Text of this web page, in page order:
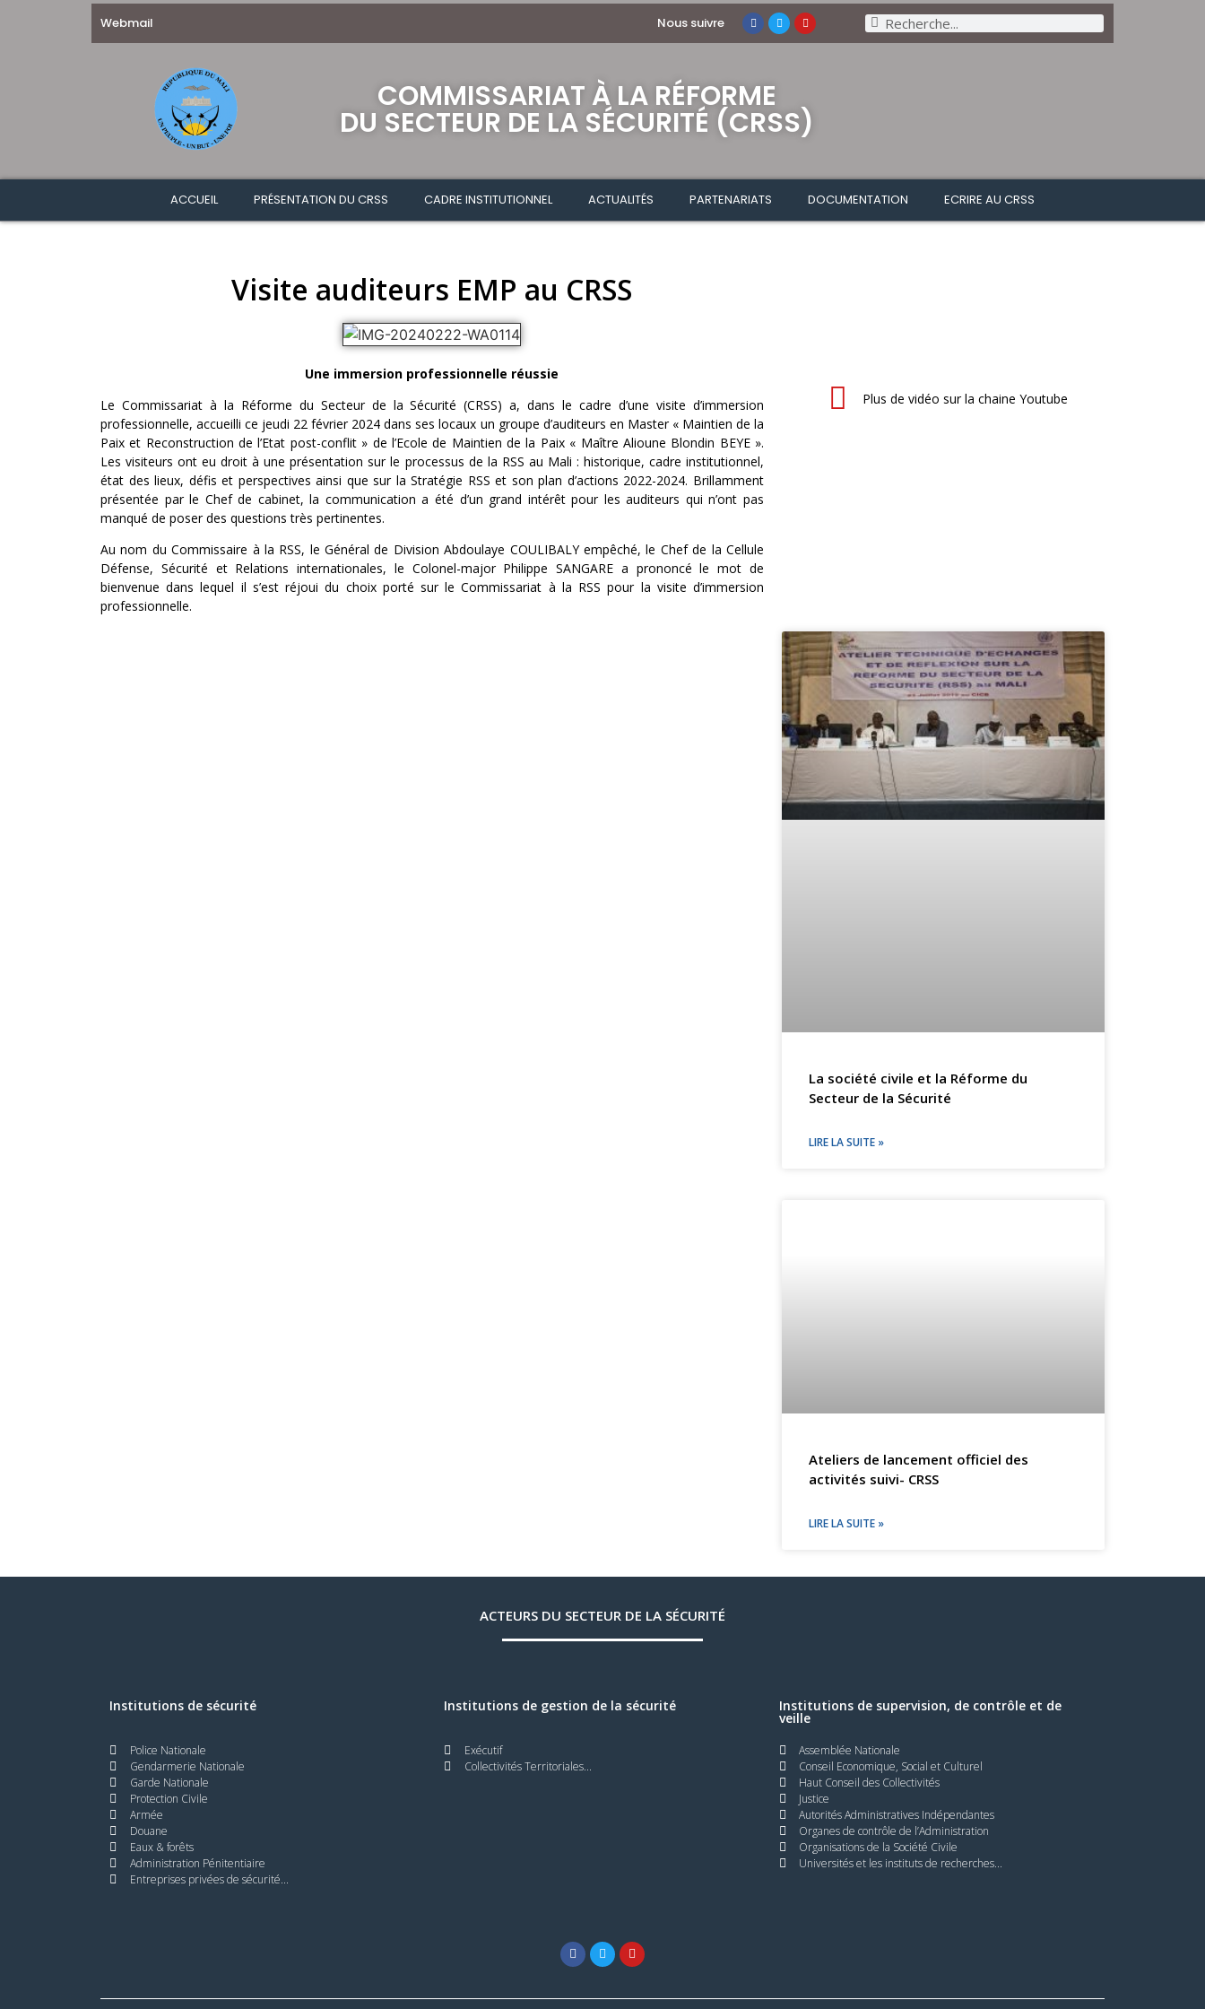
Webmail Nous suivre
COMMISSARIAT À LA RÉFORME
DU SECTEUR DE LA SÉCURITÉ (CRSS)
ACCUEIL PRÉSENTATION DU CRSS CADRE INSTITUTIONNEL ACTUALITÉS PARTENARIATS DOCUMENTATION ECRIRE AU CRSS
Visite auditeurs EMP au CRSS
Une immersion professionnelle réussie
Le Commissariat à la Réforme du Secteur de la Sécurité (CRSS) a, dans le cadre d’une visite d’immersion
professionnelle, accueilli ce jeudi 22 février 2024 dans ses locaux un groupe d’auditeurs en Master « Maintien de la
Paix et Reconstruction de l’Etat post-conflit » de l’Ecole de Maintien de la Paix « Maître Alioune Blondin BEYE ».
Les visiteurs ont eu droit à une présentation sur le processus de la RSS au Mali : historique, cadre institutionnel,
état des lieux, défis et perspectives ainsi que sur la Stratégie RSS et son plan d’actions 2022-2024. Brillamment
présentée par le Chef de cabinet, la communication a été d’un grand intérêt pour les auditeurs qui n’ont pas
manqué de poser des questions très pertinentes.
Au nom du Commissaire à la RSS, le Général de Division Abdoulaye COULIBALY empêché, le Chef de la Cellule
Défense, Sécurité et Relations internationales, le Colonel-major Philippe SANGARE a prononcé le mot de
bienvenue dans lequel il s’est réjoui du choix porté sur le Commissariat à la RSS pour la visite d’immersion
professionnelle.
Plus de vidéo sur la chaine Youtube
La société civile et la Réforme du
Secteur de la Sécurité
LIRE LA SUITE »
Ateliers de lancement officiel des
activités suivi- CRSS
LIRE LA SUITE »
ACTEURS DU SECTEUR DE LA SÉCURITÉ
Institutions de sécurité Institutions de gestion de la sécurité Institutions de supervision, de contrôle et de
veille
Police Nationale
Gendarmerie Nationale
Garde Nationale
Protection Civile
Armée
Douane
Eaux & forêts
Administration Pénitentiaire
Entreprises privées de sécurité...
Exécutif
Collectivités Territoriales...
Assemblée Nationale
Conseil Economique, Social et Culturel
Haut Conseil des Collectivités
Justice
Autorités Administratives Indépendantes
Organes de contrôle de l’Administration
Organisations de la Société Civile
Universités et les instituts de recherches...